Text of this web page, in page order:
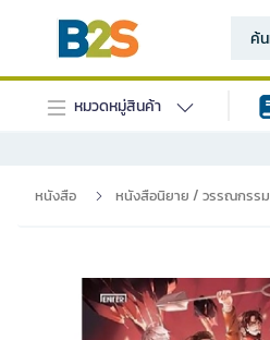
หมวดหมู่สินค้า
หนังสือ หนังสือนิยาย / วรรณกรรม